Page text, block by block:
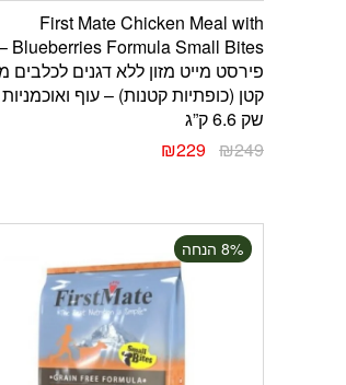
First Mate Chicken Meal with
Small Bites –
פירסט מייט מזון ללא דגנים לכלבים
קטן (כופתיות קטנות) – עוף
שק 6.6 ק”ג
₪249
₪229
‫8% הנחה